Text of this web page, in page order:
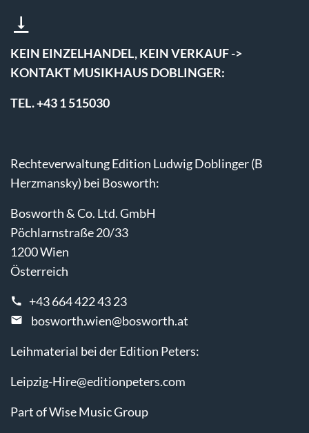
KEIN EINZELHANDEL, KEIN VERKAUF ->
KONTAKT MUSIKHAUS DOBLINGER:
TEL. +43 1 515030
Rechteverwaltung Edition Ludwig Doblinger (B
Herzmansky) bei Bosworth:
Bosworth & Co. Ltd. GmbH
Pöchlarnstraße 20/33
1200 Wien
Österreich
+43 664 422 43 23
bosworth.wien@bosworth.at
Leihmaterial bei der Edition Peters:
Leipzig-Hire@editionpeters.com
Part of Wise Music Group